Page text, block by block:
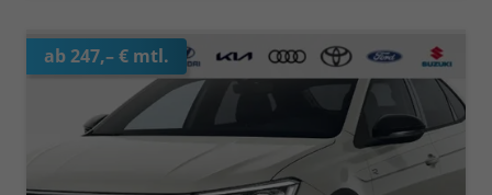
ab 247,– € mtl.